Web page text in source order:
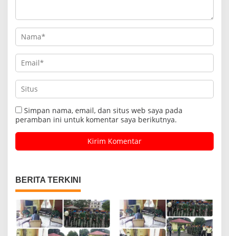
Simpan nama, email, dan situs web saya pada
peramban ini untuk komentar saya berikutnya.
BERITA TERKINI